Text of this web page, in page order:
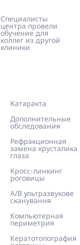
Специалисты
центра провели
обучение для
коллег из другой
клиники
Катаракта
Дополнительные
обследования
Рефракционная
замена хрусталика
глаза
Кросс-линкинг
роговицы
А/В ультразвукове
сканування
Компьютерная
периметрия
Кератотопография